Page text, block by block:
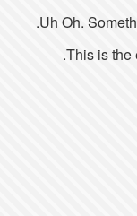
Uh Oh.
This is the